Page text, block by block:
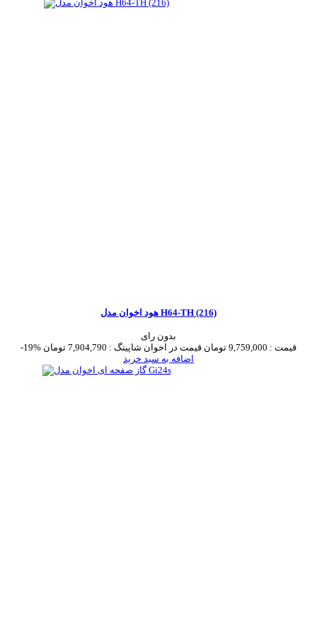
هود اخوان مدل H64-TH (216)
بدون رای
-19%
قیمت : 9,759,000 تومان قیمت در اخوان شاپینگ : 7,904,790 تومان
اضافه به سبد خرید